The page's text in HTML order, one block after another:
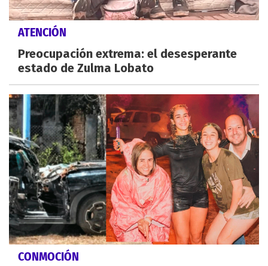
ATENCIÓN
Preocupación extrema: el desesperante
estado de Zulma Lobato
CONMOCIÓN